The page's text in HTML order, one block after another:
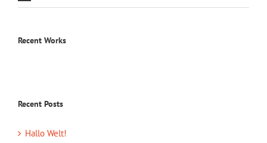
Recent Works
Recent Posts
Hallo Welt!